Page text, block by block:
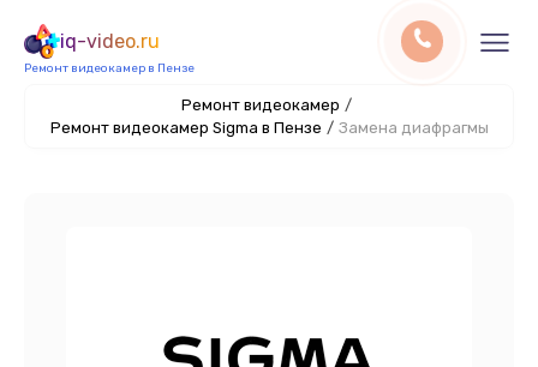
iq-video.ru
Ремонт видеокамер в Пензе
Ремонт видеокамер /
Ремонт видеокамер Sigma в Пензе / Замена диафрагмы